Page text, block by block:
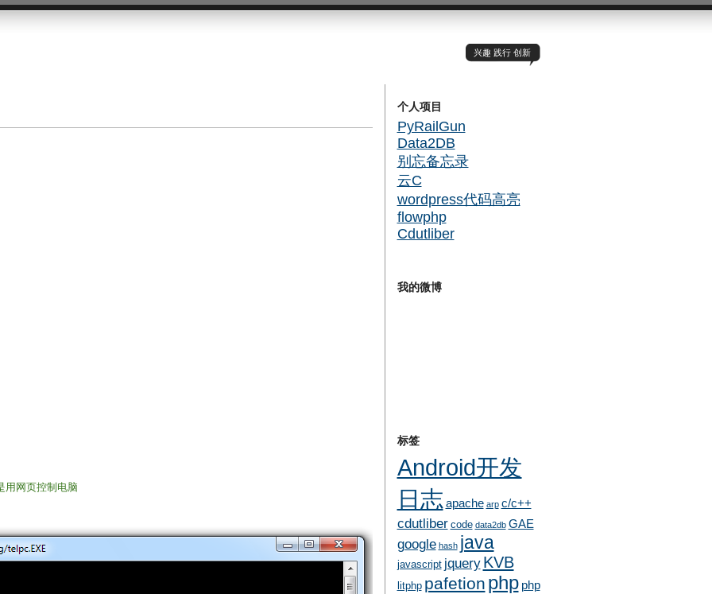
兴趣 践行 创新
网页控制电脑
个人项目
PyRailGun
Data2DB
别忘备忘录
云C
wordpress代码高亮
flowphp
Cdutliber
我的微博
标签
Android开发
日志 apache arp c/c++
cdutliber code data2db GAE
google hash java
javascript jquery KVB
litphp pafetion php php